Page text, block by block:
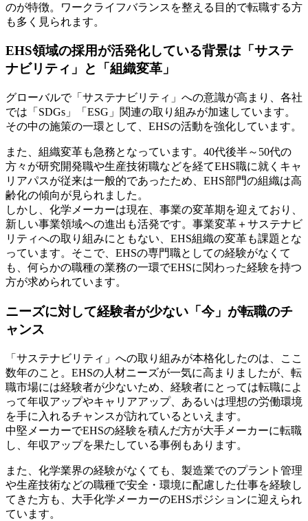
のが特徴。ワークライフバランスを整える目的で転職する方
も多く見られます。
EHS領域の採用が活発化している背景は「サステ
ナビリティ」と「組織変革」
グローバルで「サステナビリティ」への意識が高まり、各社
では「SDGs」「ESG」関連の取り組みが加速しています。
その中の施策の一環として、EHSの活動を強化しています。
また、組織変革も急務となっています。40代後半～50代の
方々が研究開発職や生産技術職などを経てEHS職に就くキャ
リアパスが従来は一般的であったため、EHS部門の組織は高
齢化の傾向が見られました。
しかし、化学メーカーは現在、事業の変革期を迎えており、
新しい事業領域への進出も活発です。事業変革＋サステナビ
リティへの取り組みにともない、EHS組織の変革も課題とな
っています。そこで、EHSの専門職としての経験がなくて
も、何らかの職種の業務の一環でEHSに関わった経験を持つ
方が求められています。
ニーズに対して経験者が少ない「今」が転職のチ
ャンス
「サステナビリティ」への取り組みが本格化したのは、ここ
数年のこと。EHSの人材ニーズが一気に高まりましたが、転
職市場には経験者が少ないため、経験者にとっては転職によ
って年収アップやキャリアアップ、あるいは理想の労働環境
を手に入れるチャンスが訪れているといえます。
中堅メーカーでEHSの経験を積んだ方が大手メーカーに転職
し、年収アップを果たしている事例もあります。
また、化学業界の経験がなくても、製造業でのプラント管理
や生産技術などの職種で安全・環境に配慮した仕事を経験し
てきた方も、大手化学メーカーのEHSポジションに迎えられ
ています。